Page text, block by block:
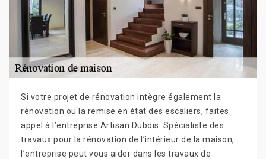
Si votre projet de rénovation intègre également la
rénovation ou la remise en état des escaliers, faites
appel à l’entreprise Artisan Dubois. Spécialiste des
travaux pour la rénovation de l’intérieur de la maison,
l’entreprise peut vous aider dans les travaux de